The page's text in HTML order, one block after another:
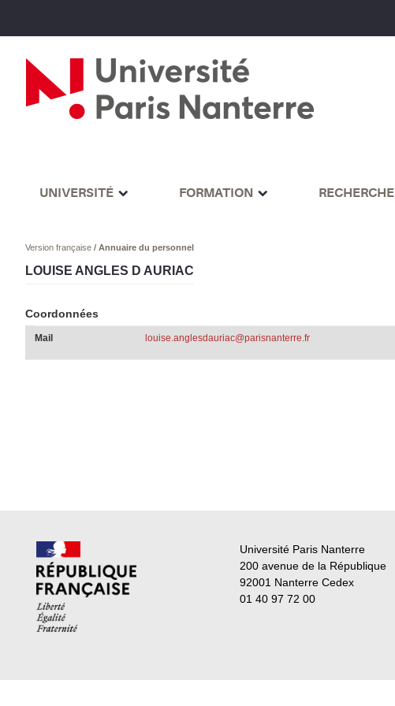
UNIVERSITÉ FORMATION RECHERCHE
Version française/ Annuaire du personnel
LOUISE ANGLES D AURIAC
Coordonnées
Mail louise.anglesdauriac@parisnanterre.fr
Université Paris Nanterre
200 avenue de la République
92001 Nanterre Cedex
01 40 97 72 00